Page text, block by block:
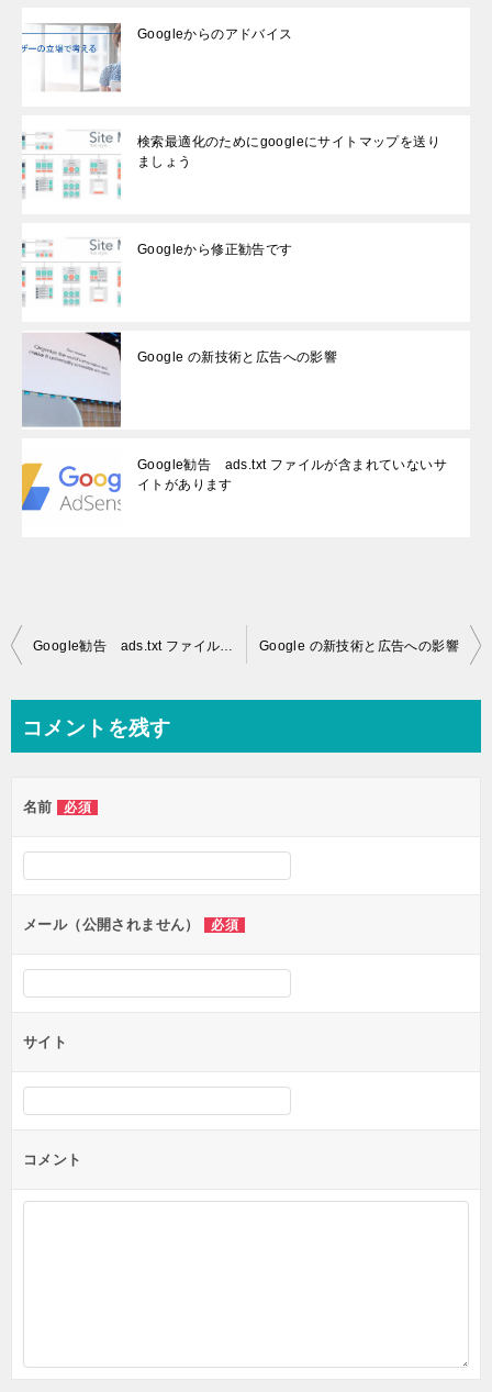
Googleからのアドバイス
検索最適化のためにgoogleにサイトマップを送り
ましょう
Googleから修正勧告です
Google の新技術と広告への影響
Google勧告 ads.txt ファイルが含まれていないサ
イトがあります
投
ビ
ー
シ
ョ
ン
Google の新技術と広告への影響
コメントを残す
名前 必須
メール（公開されません） 必須
サイト
コメント